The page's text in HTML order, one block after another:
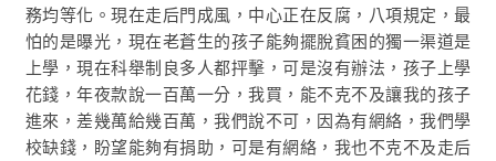
務均等化。現在走后門成風，中心正在反腐，八項規定，最
怕的是曝光，現在老蒼生的孩子能夠擺脫貧困的獨一渠道是
上學，現在科舉制良多人都抨擊，可是沒有辦法，孩子上學
花錢，年夜款說一百萬一分，我買，能不克不及讓我的孩子
進來，差幾萬給幾百萬，我們說不可，因為有網絡，我們學
校缺錢，盼望能夠有捐助，可是有網絡，我也不克不及走后